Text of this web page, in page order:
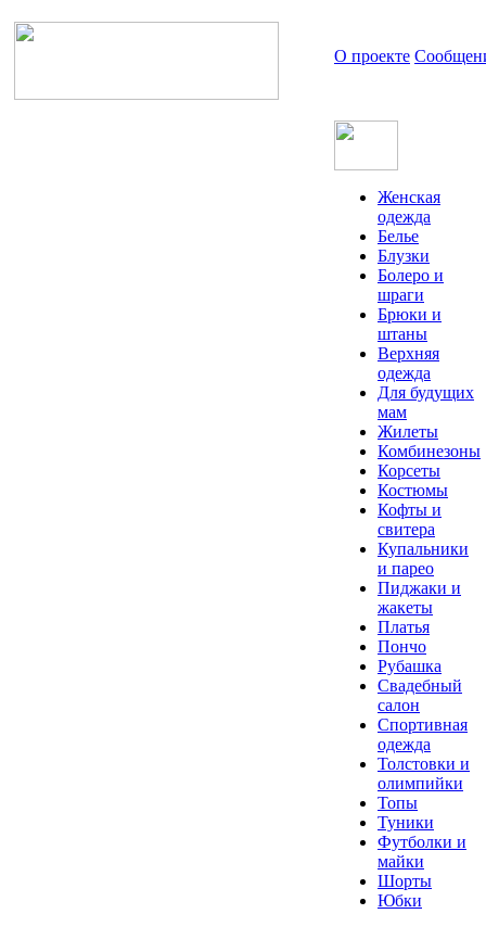
О проекте
Женская
одежда
Белье
Блузки
Болеро и
шраги
Брюки и
штаны
Верхняя
одежда
Для будущих
мам
Жилеты
Комбинезоны
Корсеты
Костюмы
Кофты и
свитера
Купальники
и парео
Пиджаки и
жакеты
Платья
Пончо
Рубашка
Свадебный
салон
Спортивная
одежда
Толстовки и
олимпийки
Топы
Туники
Футболки и
майки
Шорты
Юбки